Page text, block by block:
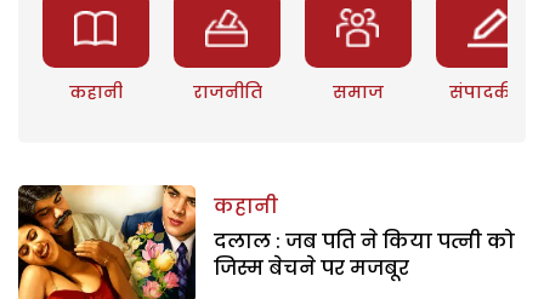
कहानी राजनीति समाज संपादकीय
कहानी
दलाल : जब पति ने किया पत्नी को
जिस्म बेचने पर मजबूर